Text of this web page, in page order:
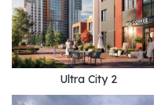
Ultra City 2